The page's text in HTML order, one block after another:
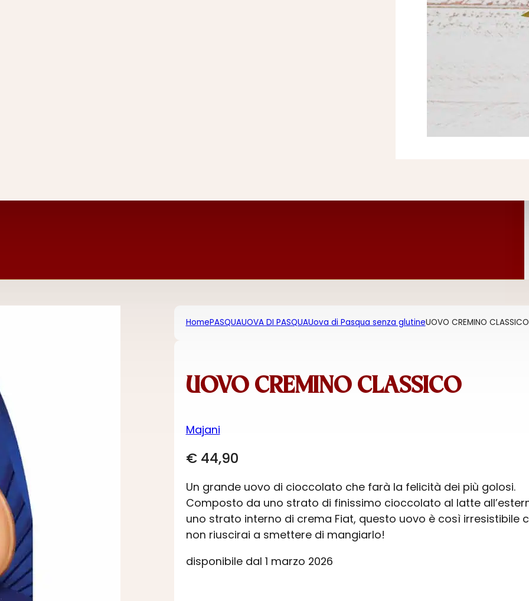
HomePASQUAUOVA DI PASQUAUova di Pasqua senza glutineUOVO CREMINO CLASSICO
UOVO CREMINO CLASSICO
Majani
€44,90
Un grande uovo di cioccolato che farà la felicità dei più golosi.
Composto da uno strato di finissimo cioccolato al latte
uno strato interno di crema Fiat, questo uovo è così irresistibile
non riuscirai a smettere di mangiarlo!
disponibile dal 1 marzo 2026